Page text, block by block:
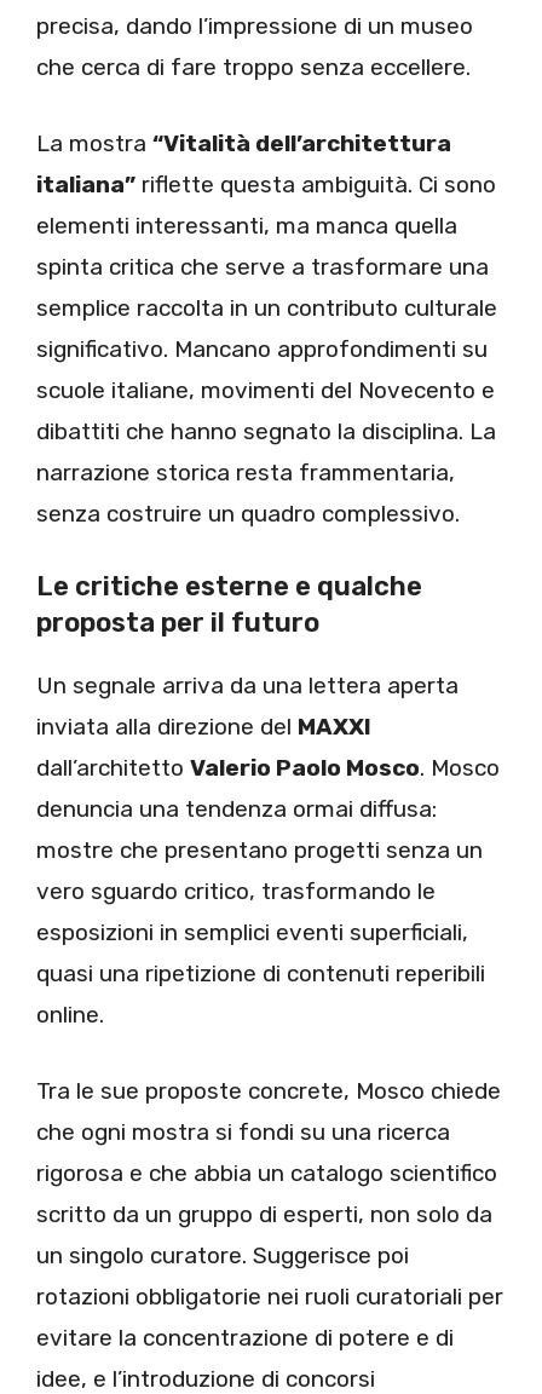
precisa, dando l’impressione di un museo
che cerca di fare troppo senza eccellere.
La mostra “Vitalità dell’architettura
italiana” riflette questa ambiguità. Ci sono
elementi interessanti, ma manca quella
spinta critica che serve a trasformare una
semplice raccolta in un contributo culturale
significativo. Mancano approfondimenti su
scuole italiane, movimenti del Novecento e
dibattiti che hanno segnato la disciplina. La
narrazione storica resta frammentaria,
senza costruire un quadro complessivo.
Le critiche esterne e qualche
proposta per il futuro
Un segnale arriva da una lettera aperta
inviata alla direzione del MAXXI
dall’architetto Valerio Paolo Mosco. Mosco
denuncia una tendenza ormai diffusa:
mostre che presentano progetti senza un
vero sguardo critico, trasformando le
esposizioni in semplici eventi superficiali,
quasi una ripetizione di contenuti reperibili
online.
Tra le sue proposte concrete, Mosco chiede
che ogni mostra si fondi su una ricerca
rigorosa e che abbia un catalogo scientifico
scritto da un gruppo di esperti, non solo da
un singolo curatore. Suggerisce poi
rotazioni obbligatorie nei ruoli curatoriali per
evitare la concentrazione di potere e di
idee, e l’introduzione di concorsi